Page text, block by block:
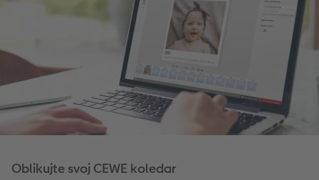
Oblikujte svoj CEWE koledar